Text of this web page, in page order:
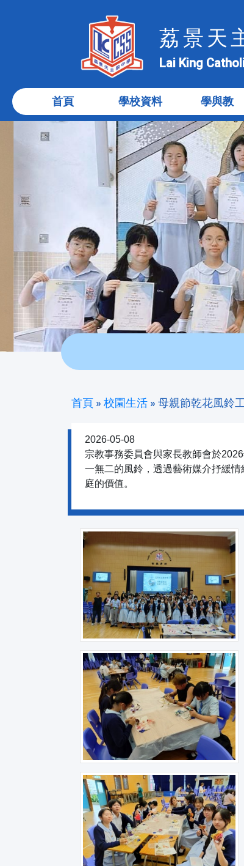
荔景天
Lai King
首頁 學校資料 學與教
首頁 » 校園生活 » 母親節乾花風鈴
2026-05-08
宗教事務委員會與家長教師會於
一無二的風鈴，透過藝術媒介抒緩
庭的價值。